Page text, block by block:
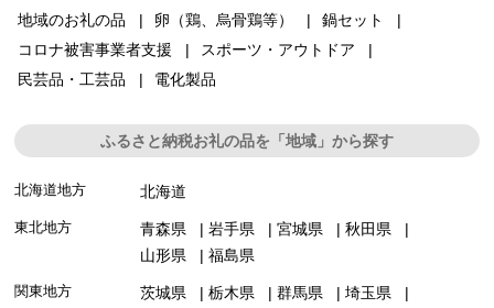
地域のお礼の品
卵（鶏、烏骨鶏等）
鍋セット
コロナ被害事業者支援
スポーツ・アウトドア
民芸品・工芸品
電化製品
ふるさと納税お礼の品を「地域」から探す
北海道地方 北海道
東北地方 青森県 岩手県 宮城県
秋田県
山形県
福島県
関東地方 茨城県 栃木県 群馬県
埼玉県